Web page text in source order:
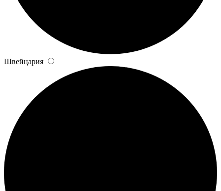
Швейцария